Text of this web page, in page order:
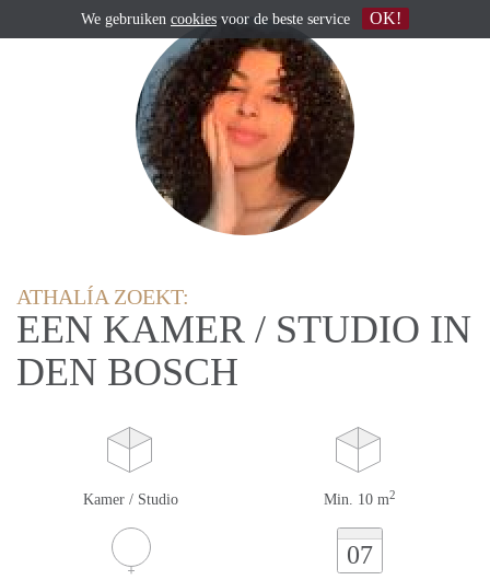
ATHALÍA ZOEKT:
EEN KAMER / STUDIO IN
DEN BOSCH
Kamer / Studio Min. 10 m2
07
We gebruiken cookiesvoor de beste service OK!